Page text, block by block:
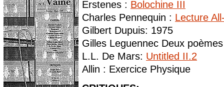
Erstenes : Bolochine III
Charles Pennequin : Lecture
Gilbert Dupuis: 1975
Gilles Leguennec Deux
L.L. De Mars: Untitled II.2
Allin : Exercice Physique